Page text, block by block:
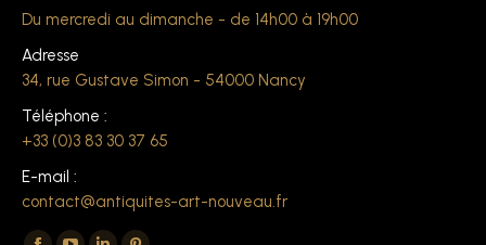
Du mercredi au dimanche - de 14h00 à 19h00
Adresse
34, rue Gustave Simon - 54000 Nancy
Téléphone :
+33 (0)3 83 30 37 65
E-mail :
contact@antiquites-art-nouveau.fr
Trouvez nous sur :